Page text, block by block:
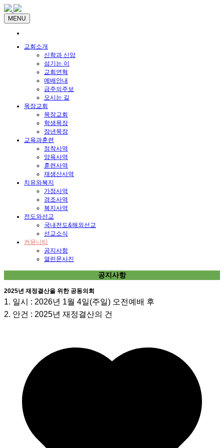
MENU
교회소개
신학과 신앙
섬기는 이
교회연혁
예배안내
금주의주보
오시는 길
목장교회
목장교회
학생목장
장년목장
교육과훈련
정착사역
양육사역
훈련사역
재생산사역
치유와복지
가정사역
경조사역
복지사역
전도와선교
국내전도&해외선교
선교소식
커뮤니티
공지사항
열린문사진
공지사항
2025년 재정결산을 위한 공동의회
1. 일시 : 2026년 1월 4일(주일) 오전예배 후
2. 안건 : 2025년 재정결산의 건